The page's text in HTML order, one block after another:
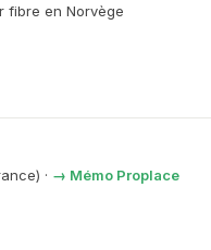
fibre en Norvège
· → Mémo Proplace